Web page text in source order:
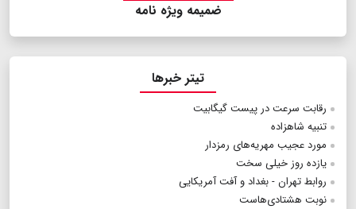
ضمیمه ویژه نامه
تیتر خبرها
رقابت سرعت در پیست گیگابیت
تنبیه شاهزاده
مورد عجیب مهریه‌های رمزدار
یازده روز خیلی سخت
روابط تهران - بغداد و آفت آمریکایی
نوبت هشتادی‌هاست